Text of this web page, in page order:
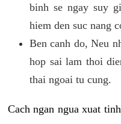
binh se ngay suy
hiem den suc nang
Ben canh do, Neu
hop sai lam thoi
thai ngoai tu cung.
Cach ngan ngua xuat